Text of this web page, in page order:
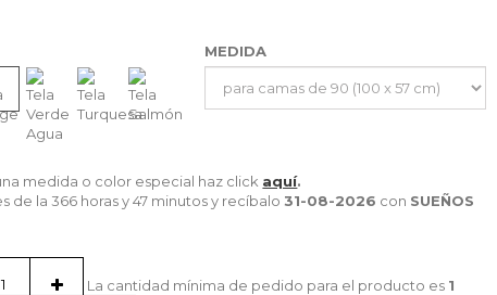
MEDIDA
medida o color especial haz click aquí.
de la366 horas y 47 minutosy recíbalo 31-08-2026 con SUEÑOS
La cantidad mínima de pedido para el producto es 1